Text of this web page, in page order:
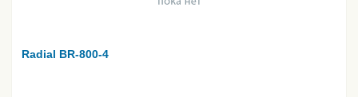
Radial BR-800-4